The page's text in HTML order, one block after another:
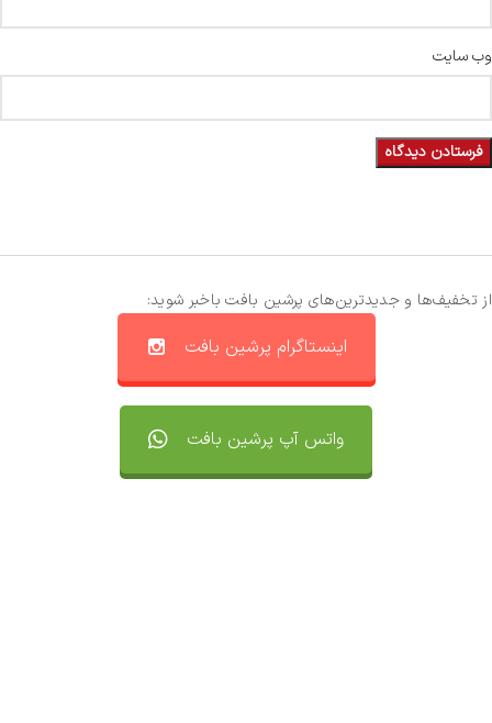
وب‌ سایت
از تخفیف‌ها و جدیدترین‌های پرشین بافت باخبر شوید:
اینستاگرام پرشین بافت
واتس آپ پرشین بافت